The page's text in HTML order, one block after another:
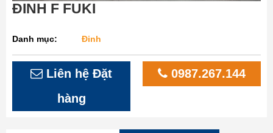
ĐINH F FUKI
Danh mục: Đinh
Liên hệ Đặt
hàng
0987.267.144